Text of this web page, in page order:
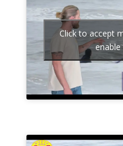
Click to accept